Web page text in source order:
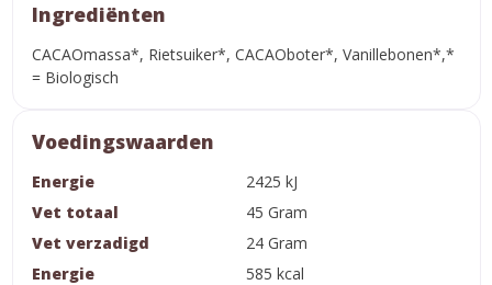
Ingrediënten
CACAOmassa*, Rietsuiker*, CACAOboter*, Vanillebonen*,*
= Biologisch
Voedingswaarden
Energie
2425 kJ
Vet totaal
45 Gram
Vet verzadigd
24 Gram
Energie
585 kcal